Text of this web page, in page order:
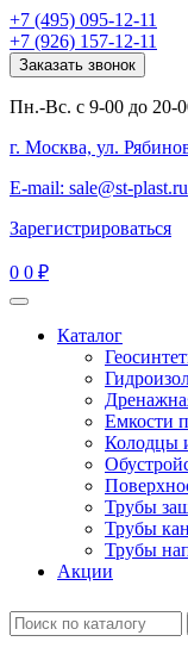
+7 (495) 095-12-11
+7 (926) 157-12-11
Заказать звонок
Пн.-Вс. с 9-00 до 20-
г. Москва, ул.
E-mail: sale@st-plast.ru
Зарегистрироваться
0 0 ₽
Каталог
Емкости
Колодцы
Трубы
Трубы
Трубы
Акции